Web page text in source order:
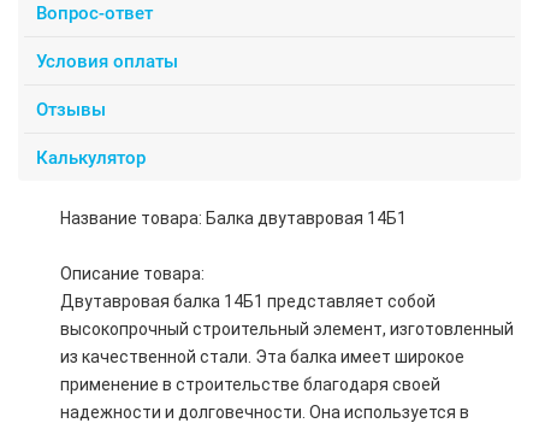
Вопрос-ответ
Условия оплаты
Отзывы
Калькулятор
Название товара: Балка двутавровая 14Б1
Описание товара:
Двутавровая балка 14Б1 представляет собой
высокопрочный строительный элемент, изготовленный
из качественной стали. Эта балка имеет широкое
применение в строительстве благодаря своей
надежности и долговечности. Она используется в